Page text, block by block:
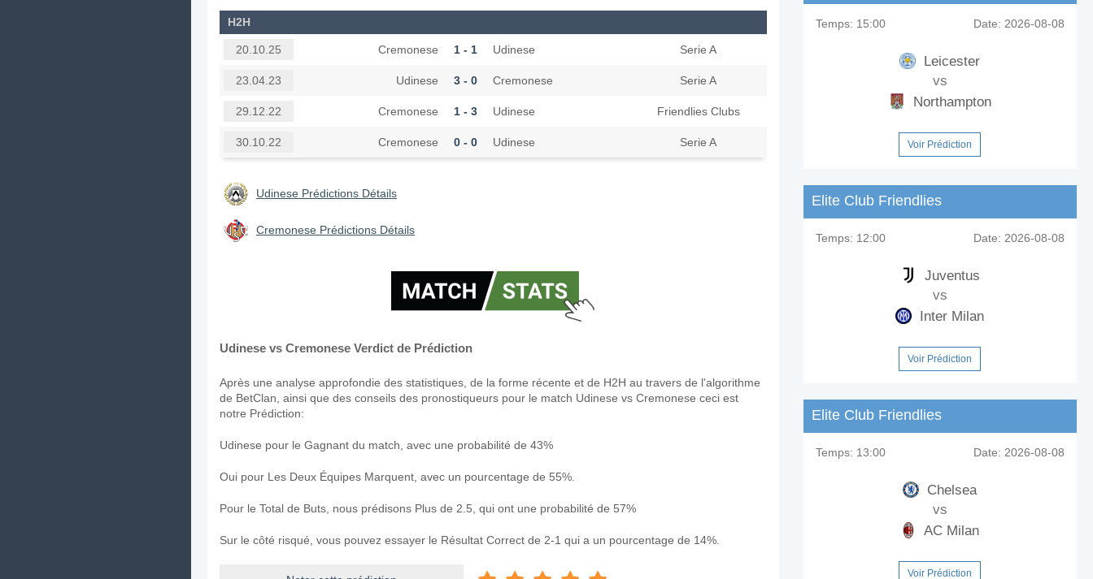
H2H
20.10.25 Cremonese 1 - 1 Udinese Serie A
23.04.23 Udinese 3 - 0 Cremonese Serie A
29.12.22 Cremonese 1 - 3 Udinese Friendlies Clubs
30.10.22 Cremonese 0 - 0 Udinese Serie A
Udinese Prédictions Détails
Cremonese Prédictions Détails
Udinese vs Cremonese Verdict de Prédiction
Après une analyse approfondie des statistiques, de la forme récente et de H2H au travers de l'algorithme
de BetClan, ainsi que des conseils des pronostiqueurs pour le match Udinese vs Cremonese ceci est
notre Prédiction:
Udinese pour le Gagnant du match, avec une probabilité de 43%
Oui pour Les Deux Équipes Marquent, avec un pourcentage de 55%.
Pour le Total de Buts, nous prédisons Plus de 2.5, qui ont une probabilité de 57%
Sur le côté risqué, vous pouvez essayer le Résultat Correct de 2-1 qui a un pourcentage de 14%.
Temps: 15:00 Date: 2026-08-08
Leicester
vs
Northampton
Voir Prédiction
Elite Club Friendlies
Temps: 12:00 Date: 2026-08-08
Juventus
vs
Inter Milan
Voir Prédiction
Elite Club Friendlies
Temps: 13:00 Date: 2026-08-08
Chelsea
vs
AC Milan
Voir Prédiction